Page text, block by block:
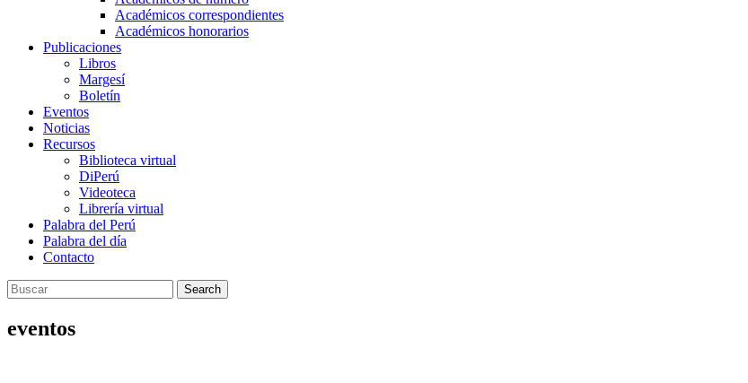
Académicos correspondientes
Académicos honorarios
Publicaciones
Libros
Margesí
Boletín
Eventos
Noticias
Recursos
Biblioteca virtual
DiPerú
Videoteca
Librería virtual
Palabra del Perú
Palabra del día
Contacto
Search
eventos